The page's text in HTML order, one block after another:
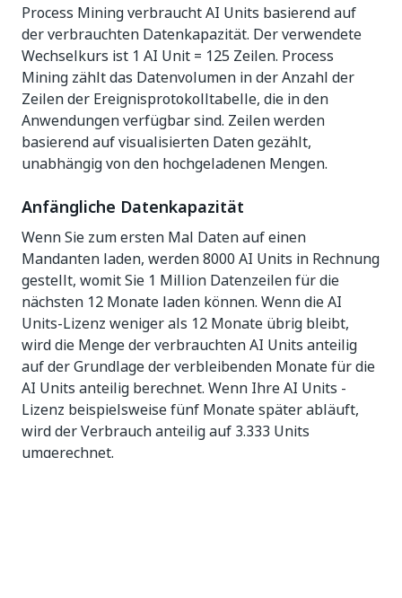
Process Mining verbraucht AI Units basierend auf
der verbrauchten Datenkapazität. Der verwendete
Wechselkurs ist 1 AI Unit = 125 Zeilen. Process
Mining zählt das Datenvolumen in der Anzahl der
Zeilen der Ereignisprotokolltabelle, die in den
Anwendungen verfügbar sind. Zeilen werden
basierend auf visualisierten Daten gezählt,
unabhängig von den hochgeladenen Mengen.
Anfängliche Datenkapazität
Wenn Sie zum ersten Mal Daten auf einen
Mandanten laden, werden 8000 AI Units in Rechnung
gestellt, womit Sie 1 Million Datenzeilen für die
nächsten 12 Monate laden können. Wenn die AI
Units-Lizenz weniger als 12 Monate übrig bleibt,
wird die Menge der verbrauchten AI Units anteilig
auf der Grundlage der verbleibenden Monate für die
AI Units anteilig berechnet. Wenn Ihre AI Units -
Lizenz beispielsweise fünf Monate später abläuft,
wird der Verbrauch anteilig auf 3.333 Units
umgerechnet.